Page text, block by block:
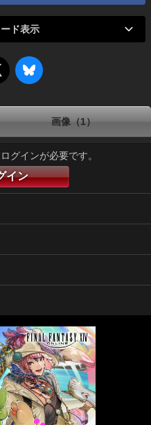
ド表示
画像（1）
グインが必要です。
イン